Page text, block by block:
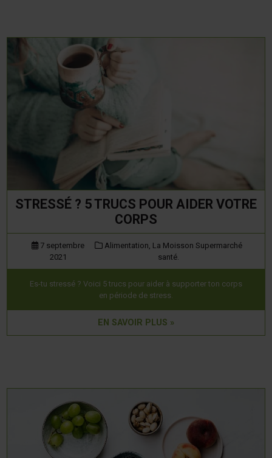
STRESSÉ ? 5 TRUCS POUR AIDER VOTRE
CORPS
7 septembre
2021
Alimentation, La Moisson Supermarché
santé.
Es-tu stressé ? Voici 5 trucs pour aider à supporter ton corps
en période de stress.
EN SAVOIR PLUS »